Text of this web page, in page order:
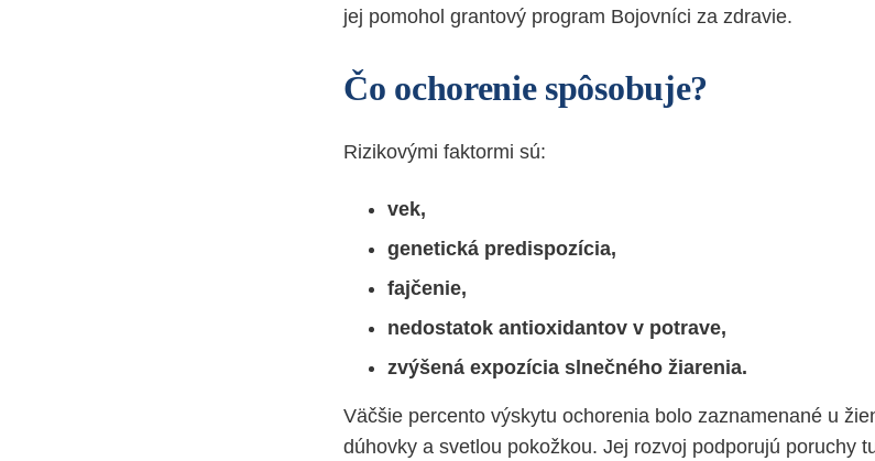
jej pomohol grantový program Bojovníci za zdravie.
Čo ochorenie spôsobuje?
Rizikovými faktormi sú:
vek,
genetická predispozícia,
fajčenie,
nedostatok antioxidantov v potrave,
zvýšená expozícia slnečného žiarenia.
Väčšie percento výskytu ochorenia bolo zaznamenané u
dúhovky a svetlou pokožkou. Jej rozvoj podporujú poruchy